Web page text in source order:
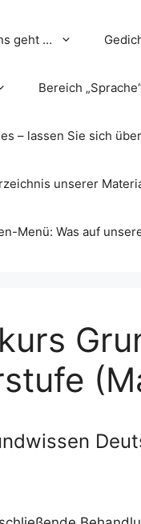
geht …
Bereich
– lassen Sie sich
unserer
Menü: Was auf